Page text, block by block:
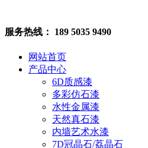
服务热线： 189 5035 9490
网站首页
产品中心
6D质感漆
多彩仿石漆
水性金属漆
天然真石漆
内墙艺术水漆
7D冠晶石/荔晶石